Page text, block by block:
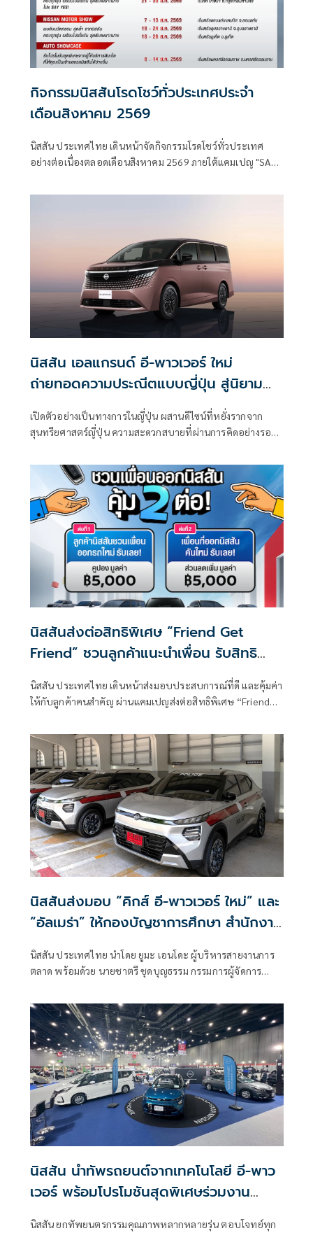
กิจกรรมนิสสันโรดโชว์ทั่วประเทศประจำ
เดือนสิงหาคม 2569
นิสสัน ประเทศไทย เดินหน้าจัดกิจกรรมโรดโชว์ทั่วประเทศ
อย่างต่อเนื่องตลอดเดือนสิงหาคม 2569 ภายใต้แคมเปญ "SAY
นิสสัน เอลแกรนด์ อี-พาวเวอร์ ใหม่
ถ่ายทอดความประณีตแบบญี่ปุ่น สู่นิยาม
ใหม่ของการเดินทางระดับพรีเมียม
เปิดตัวอย่างเป็นทางการในญี่ปุ่น ผสานดีไซน์ที่หยั่งรากจาก
สุนทรียศาสตร์ญี่ปุ่น ความสะดวกสบายที่ผ่านการคิดอย่างรอบ
นิสสันส่งต่อสิทธิพิเศษ “Friend Get
Friend” ชวนลูกค้าแนะนำเพื่อน รับสิทธิ
นิสสัน ประเทศไทย เดินหน้าส่งมอบประสบการณ์ที่ดี และคุ้มค่า
ให้กับลูกค้าคนสำคัญ ผ่านแคมเปญส่งต่อสิทธิพิเศษ “Friend
นิสสันส่งมอบ “คิกส์ อี-พาวเวอร์ ใหม่” และ
“อัลเมร่า” ให้กองบัญชาการศึกษา สำนักงาน
นิสสัน ประเทศไทย นำโดย ยูมะ เอนโดะ ผู้บริหารสายงานการ
ตลาด พร้อมด้วย นายชาตรี ชุดบุญธรรม กรรมการผู้จัดการ
นิสสัน นำทัพรถยนต์จากเทคโนโลยี อี-พาว
เวอร์ พร้อมโปรโมชันสุดพิเศษร่วมงาน
นิสสัน ยกทัพยนตรกรรมคุณภาพหลากหลายรุ่น ตอบโจทย์ทุก